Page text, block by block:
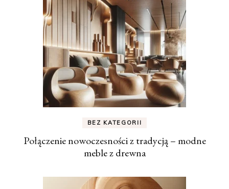
BEZ KATEGORII
Połączenie nowoczesności z tradycją – modne
meble z drewna